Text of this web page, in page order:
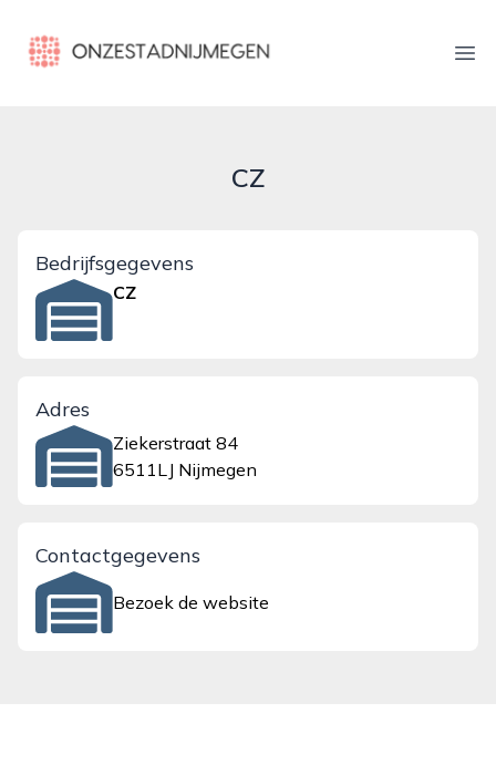
onzestadnijmegen.nl
CZ
Bedrijfsgegevens
CZ
Adres
Ziekerstraat 84
6511LJ Nijmegen
Contactgegevens
Bezoek de website